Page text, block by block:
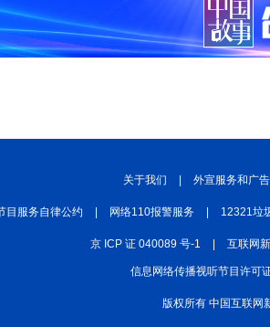
关于我们 外宣服务和广
目服务自律公约 网络110报警服务 12321垃
京 ICP 证 040089 号-1 互联网
信息网络传播视听节目许可
版权所有 中国互联网